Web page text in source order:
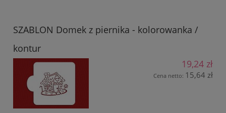
SZABLON Domek z piernika - kolorowanka /
kontur
19,24 zł
Cena netto: 15,64 zł